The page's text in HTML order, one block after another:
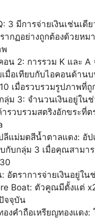
3 มีการจ่ายเงินเช่นเดี
ากฏอย่างถูกต้องด้วยหม
อน 2: การรวม K และ A
เมื่อเทียบกับไอคอนด้าน
เมื่อรวบรวมรูปภาพที่ถู
ลุ่ม 3: จำนวนเงินอยู่ในช่
ารวบรวมสตริงอักขระที่ต
ลีแม่มดสีน้ำตาลแดง: อัป
บกับกลุ่ม 3 เมื่อคุณสามา
: อัตราการจ่ายเงินอยู่ใน
Boat: ตัวคูณมีตั้งแต่
จจุบัน
องคำถือเหรียญทองแดง: